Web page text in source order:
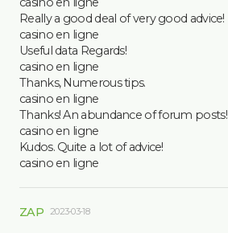
Really a good deal of very good advice!
casino en ligne
Useful data Regards!
casino en ligne
Thanks, Numerous tips.
casino en ligne
Thanks! An abundance of forum posts!
casino en ligne
Kudos. Quite a lot of advice!
casino en ligne
ZAP 2023-03-18